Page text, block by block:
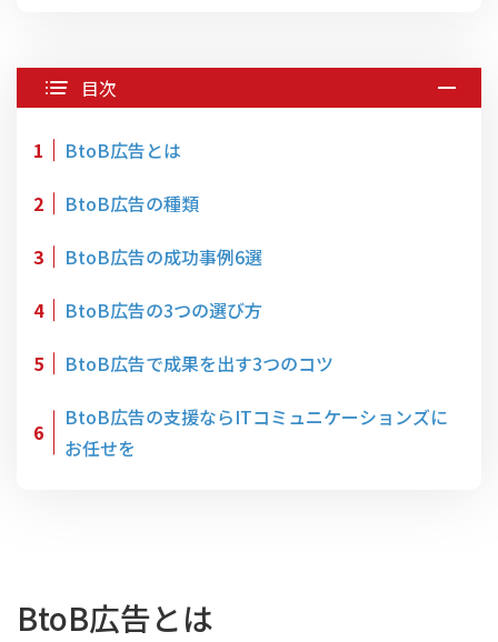
目次
1
BtoB広告とは
2
BtoB広告の種類
3
BtoB広告の成功事例6選
4
BtoB広告の3つの選び方
5
BtoB広告で成果を出す3つのコツ
6
BtoB広告の支援ならITコミュニケーションズに
お任せを
BtoB広告とは